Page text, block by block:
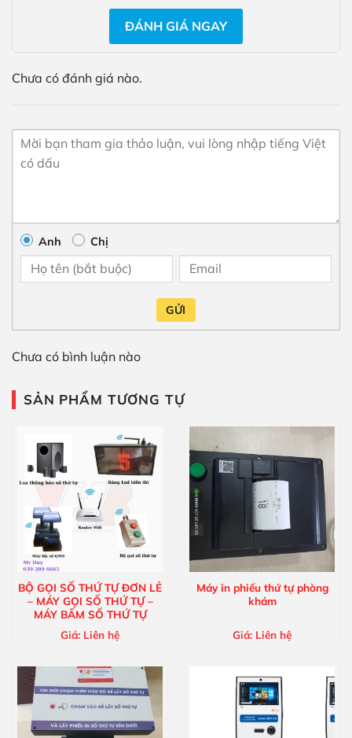
ĐÁNH GIÁ NGAY
Chưa có đánh giá nào.
Anh Chị
GỬI
Chưa có bình luận nào
SẢN PHẨM TƯƠNG TỰ
BỘ GỌI SỐ THỨ TỰ ĐƠN LẺ
– MÁY GỌI SỐ THỨ TỰ –
MÁY BẤM SỐ THỨ TỰ
Giá: Liên hệ
Máy in phiếu thứ tự phòng
khám
Giá: Liên hệ